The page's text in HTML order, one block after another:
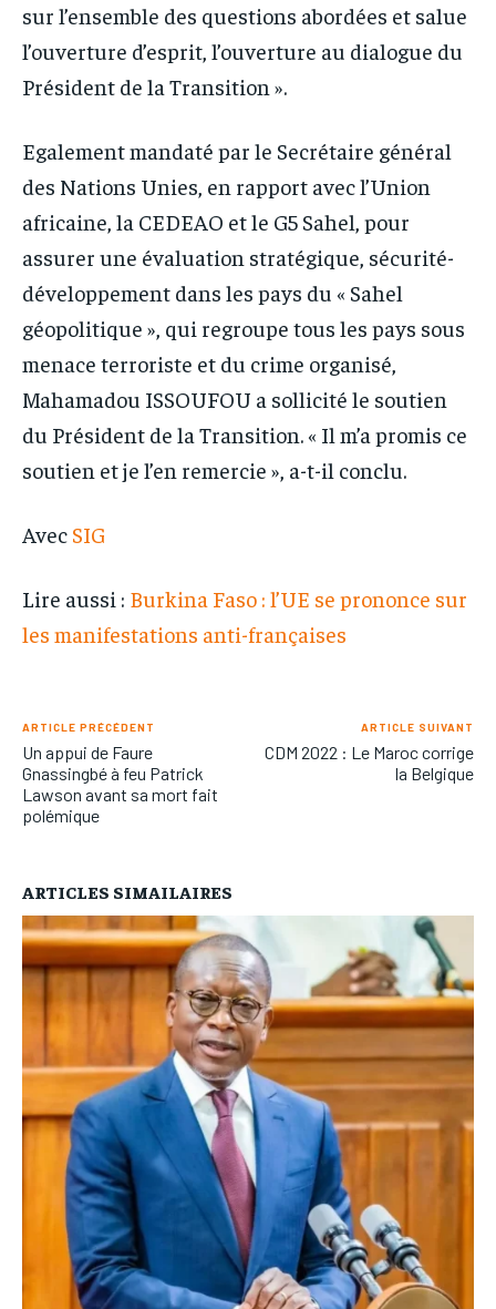
sur l’ensemble des questions abordées et salue
l’ouverture d’esprit, l’ouverture au dialogue du
Président de la Transition ».
Egalement mandaté par le Secrétaire général
des Nations Unies, en rapport avec l’Union
africaine, la CEDEAO et le G5 Sahel, pour
assurer une évaluation stratégique, sécurité-
développement dans les pays du « Sahel
géopolitique », qui regroupe tous les pays sous
menace terroriste et du crime organisé,
Mahamadou ISSOUFOU a sollicité le soutien
du Président de la Transition. « Il m’a promis ce
soutien et je l’en remercie », a-t-il conclu.
Avec SIG
Lire aussi : Burkina Faso : l’UE se prononce sur
les manifestations anti-françaises
ARTICLE PRÉCÉDENT
Un appui de Faure
Gnassingbé à feu Patrick
Lawson avant sa mort fait
polémique
ARTICLE SUIVANT
CDM 2022 : Le Maroc corrige
la Belgique
ARTICLES SIMAILAIRES